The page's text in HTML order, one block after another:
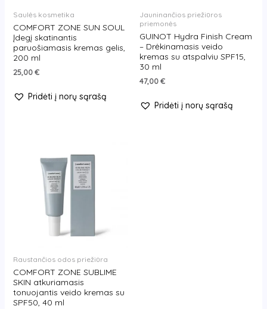
Saulės kosmetika
COMFORT ZONE SUN SOUL
Įdegį skatinantis
paruošiamasis kremas gelis,
200 ml
25,00€
Pridėti į norų sąrašą
Jauninančios priežiūros
priemonės
GUINOT Hydra Finish Cream
– Drėkinamasis veido
kremas su atspalviu SPF15,
30 ml
47,00€
Pridėti į norų sąrašą
Raustančios odos priežiūra
COMFORT ZONE SUBLIME
SKIN atkuriamasis
tonuojantis veido kremas su
SPF50, 40 ml